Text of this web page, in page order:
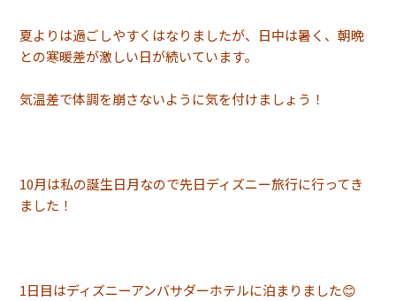
夏よりは過ごしやすくはなりましたが、日中は暑く、朝晩
との寒暖差が激しい日が続いています。
気温差で体調を崩さないように気を付けましょう！
10月は私の誕生日月なので先日ディズニー旅行に行ってき
ました！
1日目はディズニーアンバサダーホテルに泊まりました😊